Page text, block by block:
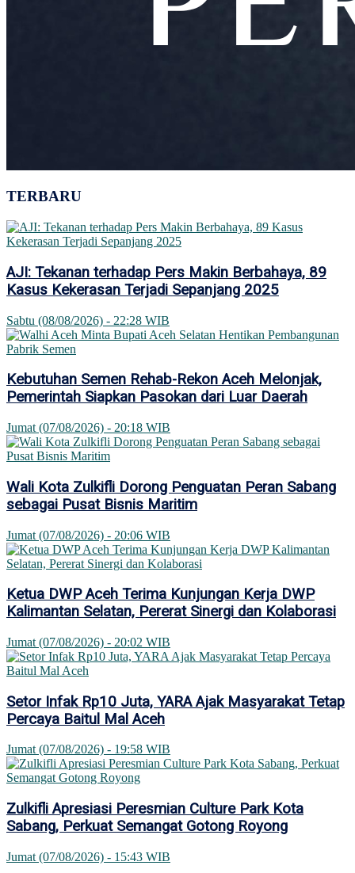
TERBARU
AJI: Tekanan terhadap Pers Makin Berbahaya, 89
Kasus Kekerasan Terjadi Sepanjang 2025
Sabtu (08/08/2026) - 22:28 WIB
Kebutuhan Semen Rehab-Rekon Aceh Melonjak,
Pemerintah Siapkan Pasokan dari Luar Daerah
Jumat (07/08/2026) - 20:18 WIB
Wali Kota Zulkifli Dorong Penguatan Peran Sabang
sebagai Pusat Bisnis Maritim
Jumat (07/08/2026) - 20:06 WIB
Ketua DWP Aceh Terima Kunjungan Kerja DWP
Kalimantan Selatan, Pererat Sinergi dan Kolaborasi
Jumat (07/08/2026) - 20:02 WIB
Setor Infak Rp10 Juta, YARA Ajak Masyarakat Tetap
Percaya Baitul Mal Aceh
Jumat (07/08/2026) - 19:58 WIB
Zulkifli Apresiasi Peresmian Culture Park Kota
Sabang, Perkuat Semangat Gotong Royong
Jumat (07/08/2026) - 15:43 WIB